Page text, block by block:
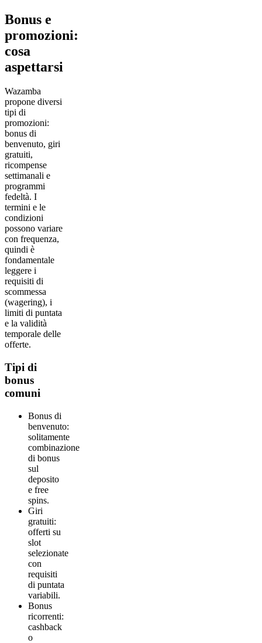
Bonus e
promozioni:
cosa
aspettarsi
Wazamba
propone diversi
tipi di
promozioni:
bonus di
benvenuto, giri
gratuiti,
ricompense
settimanali e
programmi
fedeltà. I
termini e le
condizioni
possono variare
con frequenza,
quindi è
fondamentale
leggere i
requisiti di
scommessa
(wagering), i
limiti di puntata
e la validità
temporale delle
offerte.
Tipi di
bonus
comuni
Bonus di
benvenuto:
solitamente
combinazione
di bonus
sul
deposito
e free
spins.
Giri
gratuiti:
offerti su
slot
selezionate
con
requisiti
di puntata
variabili.
Bonus
ricorrenti:
cashback
o